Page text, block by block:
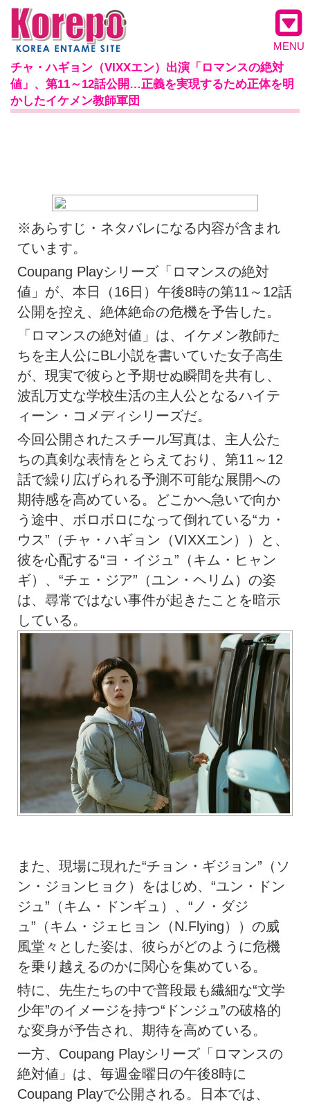
MENU
チャ・ハギョン（VIXXエン）出演「ロマンスの絶対
値」、第11～12話公開…正義を実現するため正体を明
かしたイケメン教師軍団
※あらすじ・ネタバレになる内容が含まれ
ています。
Coupang Playシリーズ「ロマンスの絶対
値」が、本日（16日）午後8時の第11～12話
公開を控え、絶体絶命の危機を予告した。
「ロマンスの絶対値」は、イケメン教師た
ちを主人公にBL小説を書いていた女子高生
が、現実で彼らと予期せぬ瞬間を共有し、
波乱万丈な学校生活の主人公となるハイテ
ィーン・コメディシリーズだ。
今回公開されたスチール写真は、主人公た
ちの真剣な表情をとらえており、第11～12
話で繰り広げられる予測不可能な展開への
期待感を高めている。どこかへ急いで向か
う途中、ボロボロになって倒れている“カ・
ウス”（チャ・ハギョン（VIXXエン））と、
彼を心配する“ヨ・イジュ”（キム・ヒャン
ギ）、“チェ・ジア”（ユン・ヘリム）の姿
は、尋常ではない事件が起きたことを暗示
している。
また、現場に現れた“チョン・ギジョン”（ソ
ン・ジョンヒョク）をはじめ、“ユン・ドン
ジュ”（キム・ドンギュ）、“ノ・ダジ
ュ”（キム・ジェヒョン（N.Flying））の威
風堂々とした姿は、彼らがどのように危機
を乗り越えるのかに関心を集めている。
特に、先生たちの中で普段最も繊細な“文学
少年”のイメージを持つ“ドンジュ”の破格的
な変身が予告され、期待を高めている。
一方、Coupang Playシリーズ「ロマンスの
絶対値」は、毎週金曜日の午後8時に
Coupang Playで公開される。日本では、